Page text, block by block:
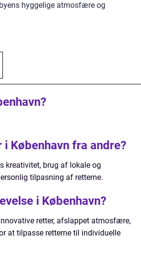
hyggelige atmosfære og
København fra andre?
kreativitet, brug af lokale og
tilpasning af retterne.
i København?
retter, afslappet atmosfære,
at tilpasse retterne til individuelle